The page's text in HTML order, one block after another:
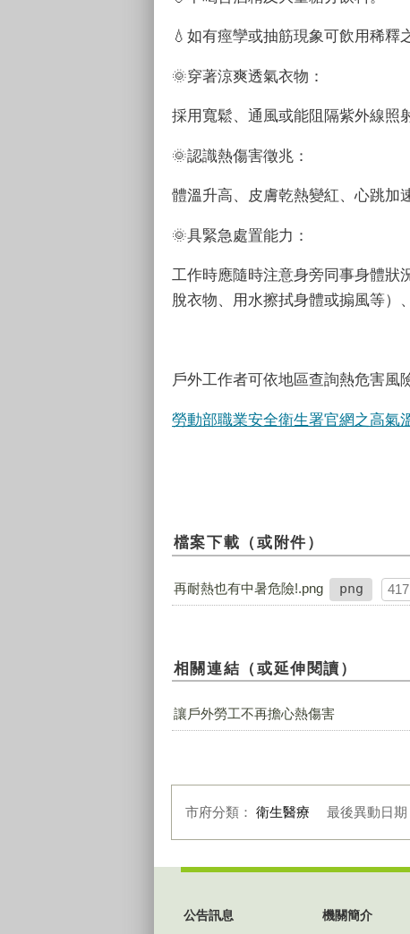
💧如有痙孿或抽筋現象可飲用稀釋
🌞穿著涼爽透氣衣物：
採用寬鬆、通風或能阻隔紫外線照
🌞認識熱傷害徵兆：
體溫升高、皮膚乾熱變紅、心跳加
🌞具緊急處置能力：
工作時應隨時注意身旁同事身體狀
脫衣物、用水擦拭身體或搧風等）
戶外工作者可依地區查詢熱危害風
勞動部職業安全衛生署官網之高氣
檔案下載（或附件）
再耐熱也有中暑危險!.png png
相關連結（或延伸閱讀）
讓戶外勞工不再擔心熱傷害
市府分類： 衛生醫療 最後異動日期
公告訊息 機關簡介